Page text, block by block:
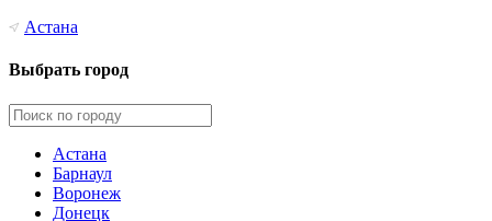
Астана
Выбрать город
Астана
Барнаул
Воронеж
Донецк